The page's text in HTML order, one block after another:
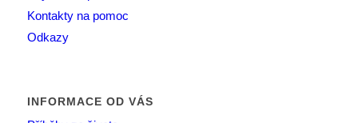
Kontakty na pomoc
Odkazy
INFORMACE OD VÁS